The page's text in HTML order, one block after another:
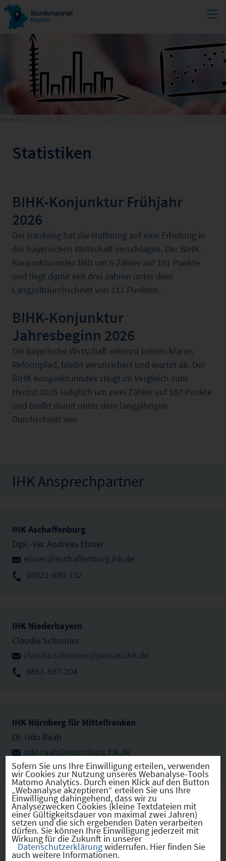
Statistiken
BIHK-Konjunktur Frühjahr
2026
Der Irankrieg hat die Hoffnung auf eine Erholung in
der bayerischen Wirtschaft zerschlagen. Der BIHK-
Konjunkturindex fällt um 6 Zähler auf 101 Punkte
und liegt damit seit drei Jahren unter dem
Langzeitdurchschnitt von 111 Punkten.
BIHK-Konjunktur
Jahresbeginn 2026
Die bayerische Wirtschaft erkennt keinen klaren
Reformpfad, bleibt verunsichert und wartet ab. Der
BIHK-Konjunkturindex steigt im Vergleich zum
Herbst 2025 lediglich um zwei Zähler auf 107 Punkte
und bleibt damit unter dem langjährigen
Durchschnitt von
IHK Ansprechpartner
IHK Aschaffenburg
Dipl.-Vw. Andreas Elsner
elsner@aschaffenburg.ihk.de
06021-880-132
IHK Niederbayern
Claudia Schreiner
claudia.schreiner@passau.ihk.de
0851-507-204
IHK Nürnberg für Mittelfranken
Dr. Udo Raab
udo.raab@nuernberg.ihk.de
091113351383
IHK Regensburg für Oberpfalz / Kelheim
Maria Gruber
gruber@regensburg.ihk.de
Sofern Sie uns Ihre Einwilligung erteilen, verwenden
wir Cookies zur Nutzung unseres Webanalyse-Tools
Matomo Analytics. Durch einen Klick auf den Button
„Webanalyse akzeptieren“ erteilen Sie uns Ihre
Einwilligung dahingehend, dass wir zu
Analysezwecken Cookies (kleine Textdateien mit
einer Gültigkeitsdauer von maximal zwei Jahren)
setzen und die sich ergebenden Daten verarbeiten
dürfen. Sie können Ihre Einwilligung jederzeit mit
Wirkung für die Zukunft in unserer
Datenschutzerklärungwiderrufen. Hier finden Sie
auch weitere Informationen.